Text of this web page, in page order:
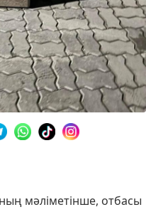
мәліметінше, отбасы